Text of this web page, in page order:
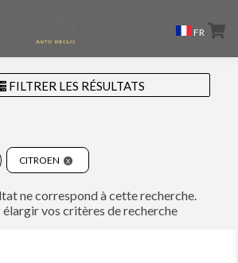
FR
FILTRER LES RÉSULTATS
CITROEN
ne correspond à cette recherche.
élargir vos critères de recherche